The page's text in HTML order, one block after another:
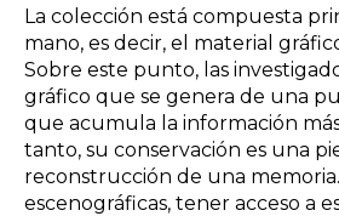
La colección está compuesta
mano, es decir, el material
Sobre este punto, las
gráfico que se genera de una
que acumula la información
tanto, su conservación es una
reconstrucción de una
escenográficas, tener acceso a